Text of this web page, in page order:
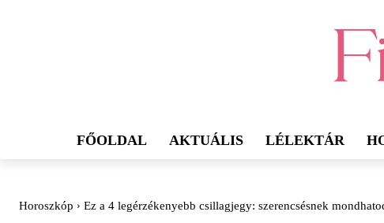
FŐOLDAL AKTUÁLIS LÉLEKTÁR
Horoszkóp Ez a 4 legérzékenyebb csillagjegy: szerencsésnek